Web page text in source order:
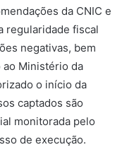
da CNIC e
regularidade fiscal
negativas, bem
Ministério da
o início da
captados são
monitorada pelo
de execução.